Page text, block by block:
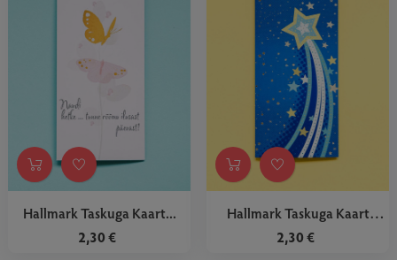
Hallmark Taskuga Kaart...
2,30 €
Hallmark Taskuga Kaart
Tähed
2,30 €